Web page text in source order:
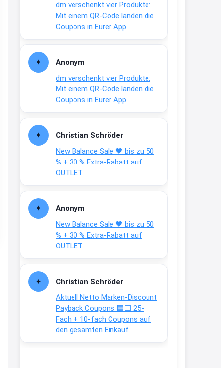
dm verschenkt vier Produkte:
Mit einem QR-Code landen die
Coupons in Eurer App
Anonym
dm verschenkt vier Produkte:
Mit einem QR-Code landen die
Coupons in Eurer App
Christian Schröder
New Balance Sale 🖤 bis zu 50
% + 30 % Extra-Rabatt auf
OUTLET
Anonym
New Balance Sale 🖤 bis zu 50
% + 30 % Extra-Rabatt auf
OUTLET
Christian Schröder
Aktuell Netto Marken-Discount
Payback Coupons 🟦⬜ 25-
Fach + 10-fach Coupons auf
den gesamten Einkauf
2:19
↩
Joachim
www.linda.de/vorteile/coupons/...
2:21
↩
Gratis Hitzewarn-Aufkleber /
verfärbt sich ab 28 Grad /siehe
Text weiter unten
shop.bioeg.de/aufkleber-
achtun...
↩
Joachim
Gratis personalisierte 7-Tage
Ration Micronährstoffe/ Vitamine
↩
Joachim